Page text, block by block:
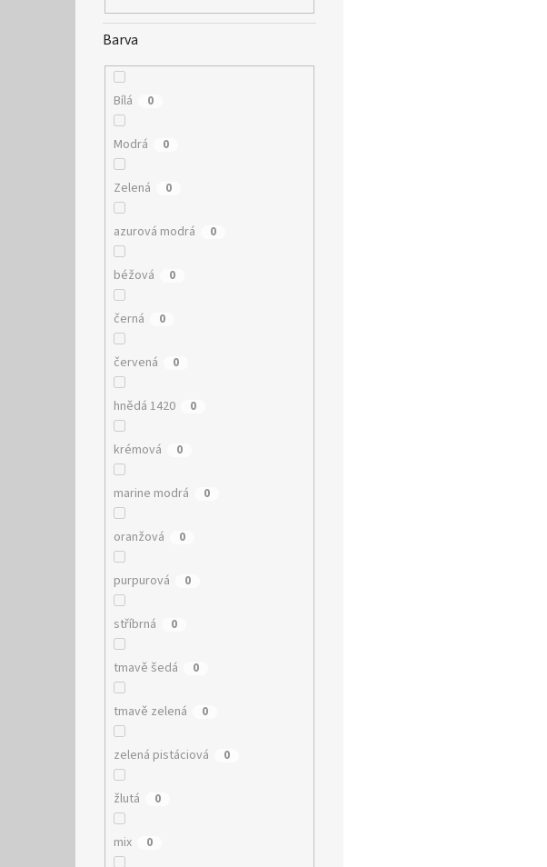
Barva
Bílá 0
Modrá 0
Zelená 0
azurová modrá 0
béžová 0
černá 0
červená 0
hnědá 1420 0
krémová 0
marine modrá 0
oranžová 0
purpurová 0
stříbrná 0
tmavě šedá 0
tmavě zelená 0
zelená pistáciová 0
žlutá 0
mix 0